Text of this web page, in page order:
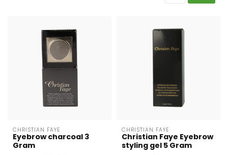
CHRISTIAN FAYE
Eyebrow charcoal 3
Gram
CHRISTIAN FAYE
Christian Faye Eyebrow
styling gel 5 Gram